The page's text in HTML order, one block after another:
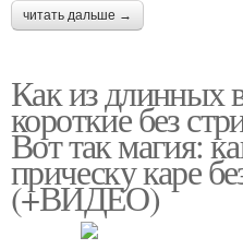
читать дальше →
Как из длинных
короткие без
Вот так магия:
прическу каре
(+ВИДЕО)